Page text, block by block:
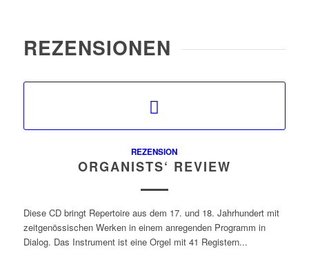
REZENSIONEN
REZENSION
ORGANISTS‘ REVIEW
Diese CD bringt Repertoire aus dem 17. und 18. Jahrhundert mit
zeitgenössischen Werken in einem anregenden Programm in
Dialog. Das Instrument ist eine Orgel mit 41 Registern...